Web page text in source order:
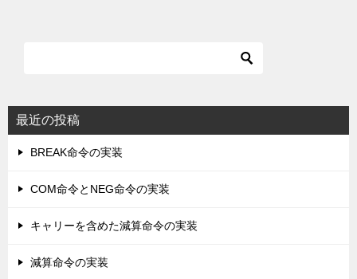
最近の投稿
BREAK命令の実装
COM命令とNEG命令の実装
キャリーを含めた減算命令の実装
減算命令の実装